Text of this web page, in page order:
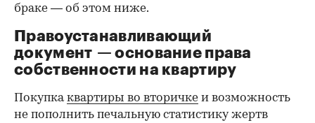
00:00 / 00:00
браке — об этом ниже.
Правоустанавливающий
документ — основание права
собственности на квартиру
Покупкаквартиры во вторичке и возможность
не пополнить печальную статистику жертв